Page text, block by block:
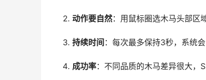
动作要自然：用鼠标圈选木马头部区
持续时间 ：每次最多保持3秒，系统
成功率：不同品质的木马差异很大，